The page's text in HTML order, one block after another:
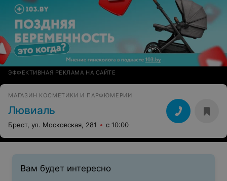
Белита-Витэкс
Брест, ул. Гаврилова, 15
7 Все адреса
Бьюти
Брест, ул. Московская, 273в
Все адреса